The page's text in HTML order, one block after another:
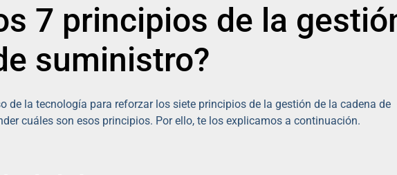
7 principios de la
suministro?
de la tecnología para reforzar los siete principios de la gestión de la cadena de
cuáles son esos principios. Por ello, te los explicamos a continuación.